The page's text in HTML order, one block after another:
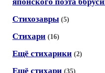
Стихозавры (5)
Стихари (16)
Ещё стихарики (2)
Ещё стихари (35)